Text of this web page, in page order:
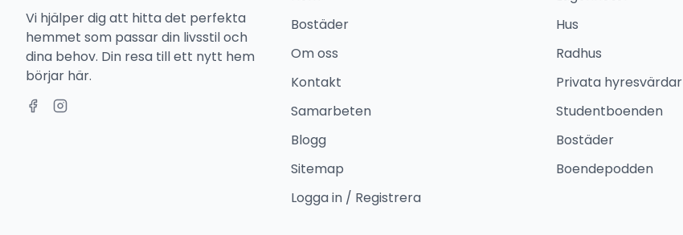
Vi hjälper dig att hitta det perfekta
hemmet som passar din livsstil och
dina behov. Din resa till ett nytt hem
börjar här.
Bostäder
Om oss
Kontakt
Samarbeten
Blogg
Sitemap
Logga in / Registrera
Hus
Radhus
Privata hyresvärdar
Studentboenden
Bostäder
Boendepodden